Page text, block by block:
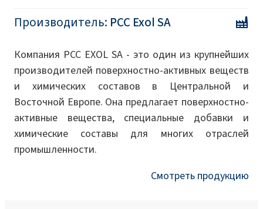
Производитель: PCC Exol SA
Компания PCC EXOL SA - это один из крупнейших
производителей поверхностно-активных веществ
и химических составов в Центральной и
Восточной Европе. Она предлагает поверхностно-
активные вещества, специальные добавки и
химические составы для многих отраслей
промышленности.
Смотреть продукцию